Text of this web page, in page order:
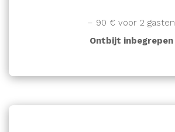
– 90 € voor 2 gasten
Ontbijt inbegrepen